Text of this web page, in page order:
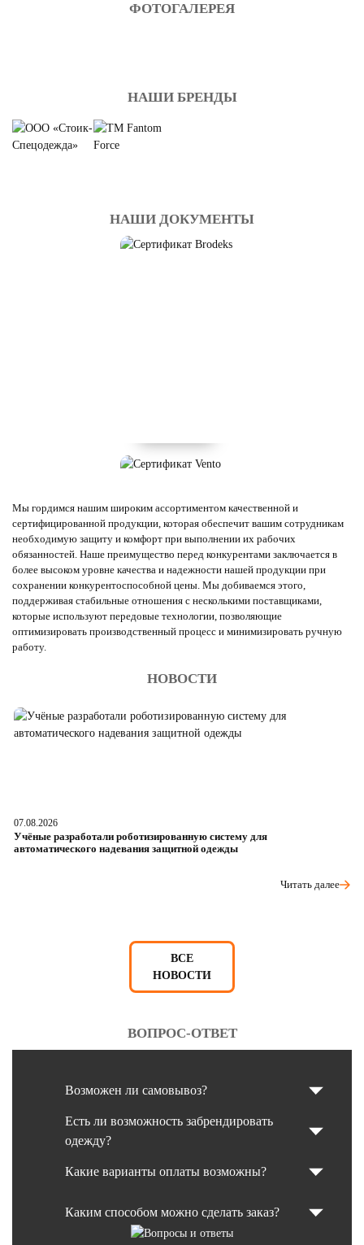
ФОТОГАЛЕРЕЯ
НАШИ БРЕНДЫ
НАШИ ДОКУМЕНТЫ
Мы гордимся нашим широким ассортиментом качественной и
сертифицированной продукции, которая обеспечит вашим сотрудникам
необходимую защиту и комфорт при выполнении их рабочих
обязанностей. Наше преимущество перед конкурентами заключается в
более высоком уровне качества и надежности нашей продукции при
сохранении конкурентоспособной цены. Мы добиваемся этого,
поддерживая стабильные отношения с несколькими поставщиками,
которые используют передовые технологии, позволяющие
оптимизировать производственный процесс и минимизировать ручную
работу.
НОВОСТИ
07.08.2026
Учёные разработали роботизированную систему для
автоматического надевания защитной одежды
Читать далее
ВСЕ
НОВОСТИ
ВОПРОС-ОТВЕТ
Возможен ли самовывоз?
Есть ли возможность забрендировать
одежду?
Какие варианты оплаты возможны?
Каким способом можно сделать заказ?